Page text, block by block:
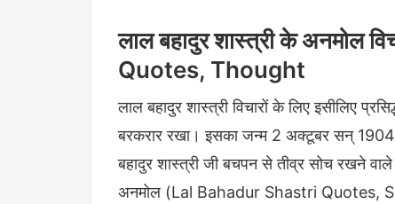
लाल बहादुर शास्त्री के अनमोल
Quotes, Thought
लाल बहादुर शास्त्री विचारों के लिए इसीलिए
बरकरार रखा। इसका जन्म 2 अक्टूबर सन्
बहादुर शास्त्री जी बचपन से तीव्र सोच रखने
अनमोल (Lal Bahadur Shastri Quotes,